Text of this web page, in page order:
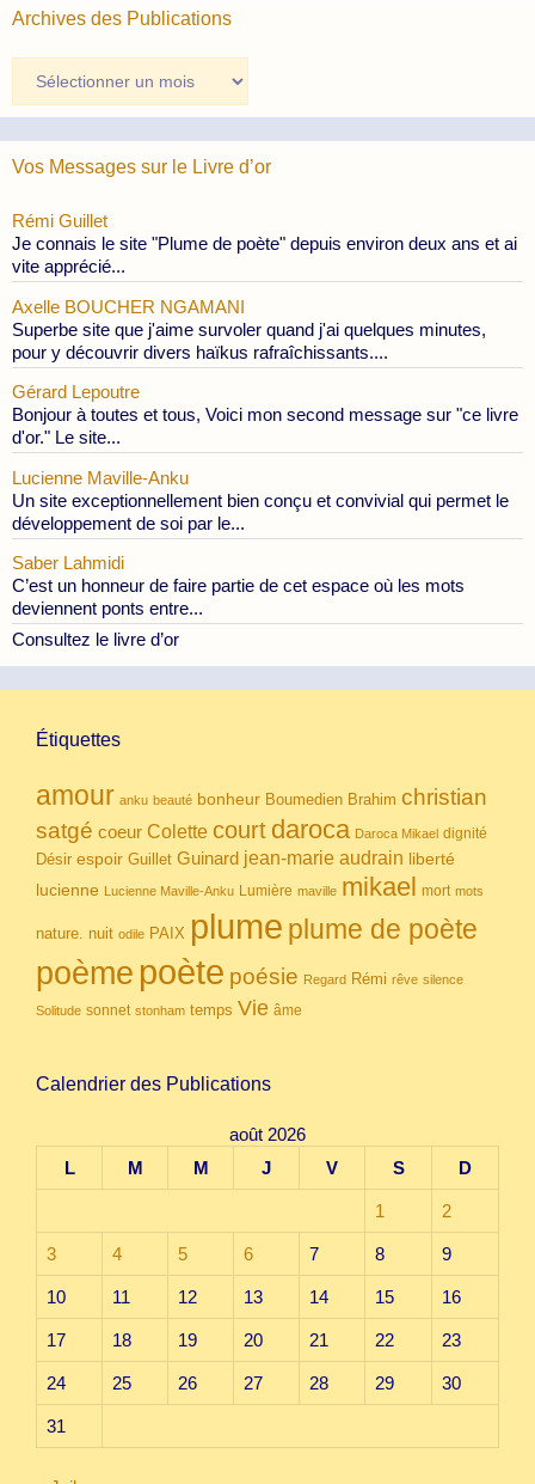
Archives des Publications
des
Publications
Vos Messages sur le Livre d’or
Rémi Guillet
Je connais le site "Plume de poète" depuis environ deux ans et ai
vite apprécié...
Axelle BOUCHER NGAMANI
Superbe site que j'aime survoler quand j'ai quelques minutes,
pour y découvrir divers haïkus rafraîchissants....
Gérard Lepoutre
Bonjour à toutes et tous, Voici mon second message sur "ce livre
d'or." Le site...
Lucienne Maville-Anku
Un site exceptionnellement bien conçu et convivial qui permet le
développement de soi par le...
Saber Lahmidi
C’est un honneur de faire partie de cet espace où les mots
deviennent ponts entre...
Consultez le livre d’or
Étiquettes
amour anku beauté bonheur Boumedien Brahim christian
satgé coeur Colette court daroca Daroca Mikael dignité
Désir espoir Guillet Guinard jean-marie audrain liberté
lucienne Lucienne Maville-Anku Lumière maville mikael mort mots
nature. nuit odile PAIX plume plume de poète
poème poète poésie Regard Rémi rêve silence
Solitude sonnet stonham temps Vie âme
Calendrier des Publications
août 2026
L
M M J V S D
1 2
3 4 5 6 7 8 9
10 11 12 13 14 15 16
17 18 19 20 21 22 23
24 25 26 27 28 29 30
31